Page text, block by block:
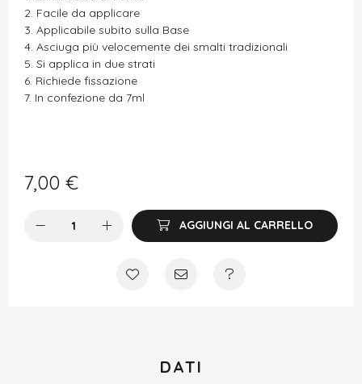
Facile da applicare
Applicabile subito sulla Base
Asciuga più velocemente dei smalti tradizionali
Si applica in due strati
Richiede fissazione
In confezione da 7ml
7,00 €
AGGIUNGI AL CARRELLO
DATI